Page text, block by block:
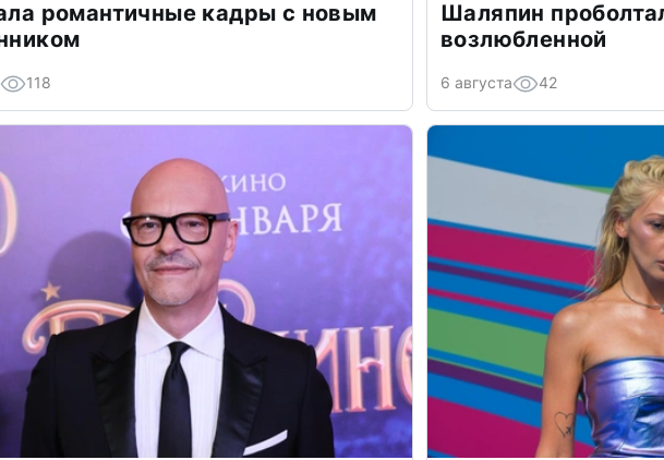
романтичные кадры с новым
118
Шаляпин
возлюбленной
6 августа 42